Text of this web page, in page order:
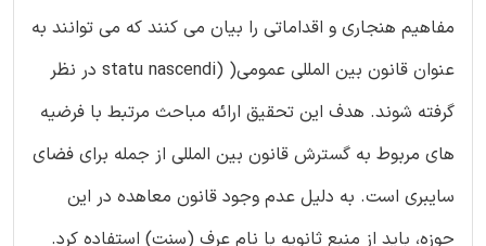
مفاهیم هنجاری و اقداماتی را بیان می کنند که می توانند به
عنوان قانون بین المللی عمومی( (statu nascendi در نظر
گرفته شوند. هدف این تحقیق ارائه مباحث مرتبط با فرضیه
های مربوط به گسترش قانون بین المللی از جمله برای فضای
سایبری است. به دلیل عدم وجود قانون معاهده در این
حوزه، باید از منبع ثانویه با نام عرف (سنت) استفاده کرد.